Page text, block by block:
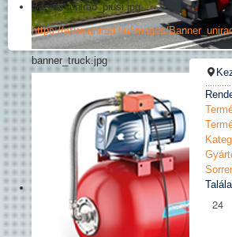
banner_truck.jpg
Banner_unirad_piusi.jpg
https://www.unirad.hu/images/